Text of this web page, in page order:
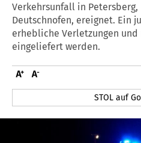
Verkehrsunfall in
Deutschnofen, ereignet. Ein
erhebliche Verletzungen
eingeliefert werden.
STOL auf